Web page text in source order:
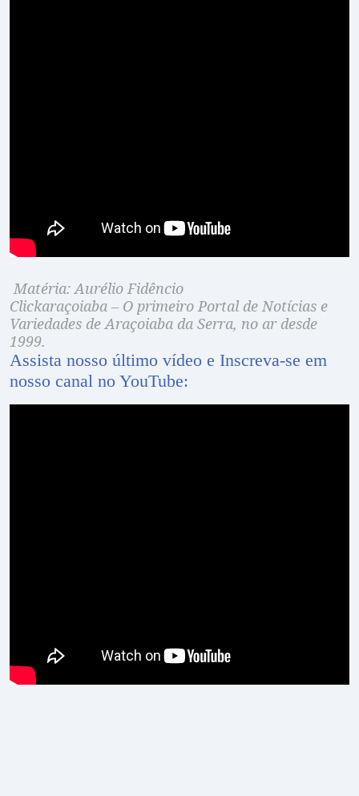
Matéria: Aurélio Fidêncio
Clickaraçoiaba – O primeiro Portal de Notícias e
Variedades de Araçoiaba da Serra, no ar desde
1999.
Assista nosso último vídeo e Inscreva-se em
nosso canal no YouTube: